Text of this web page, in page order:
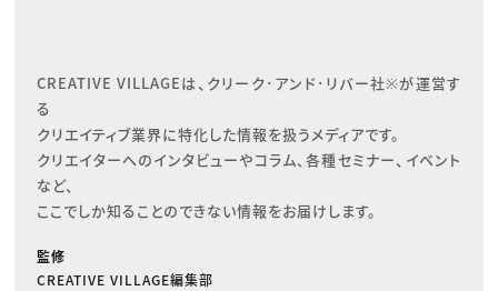
CREATIVE VILLAGEは、クリーク･アンド･リバー社※が運営す
る
クリエイティブ業界に特化した情報を扱うメディアです。
クリエイターへのインタビューやコラム、各種セミナー、イベント
など、
ここでしか知ることのできない情報をお届けします。
監修
CREATIVE VILLAGE編集部